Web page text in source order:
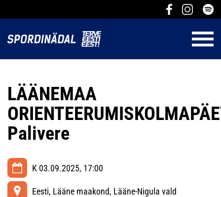
LÄÄNEMAA
Palivere
K 03.09.2025, 17:00
Eesti, Lääne maakond, Lääne-Nigula vald